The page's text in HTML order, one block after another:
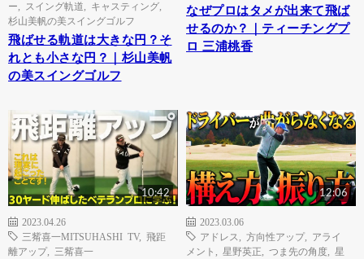
ー
スイング軌道 キャスティング
杉山美帆の美スイングゴルフ
飛ばせる軌道は大きな円？そ
れとも小さな円？｜杉山美帆
の美スイングゴルフ
なぜプロはタメが出来て飛ば
せるのか？｜ティーチングプ
ロ 三浦桃香
10:42
2023.04.26
三觜喜一MITSUHASHI TV, 飛距
離アップ
三觜喜一
12:06
2023.03.06
アドレス
方向性アップ
アライ
メント
星野英正 つま先の角度
星